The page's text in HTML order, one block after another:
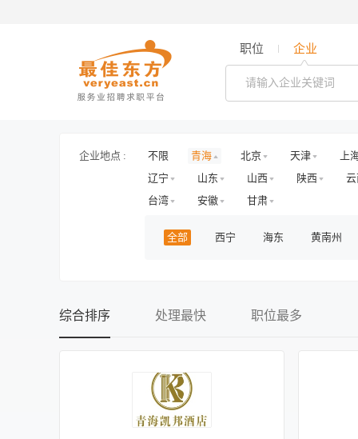
职位 企业
企业地点 : 不限 青海 北京 天津
上
辽宁
山东 山西 陕西
台湾
安徽 甘肃
全部 西宁 海东 黄南州
综合排序 处理最快 职位最多